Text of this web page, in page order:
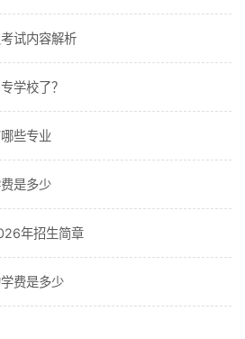
试内容解析
学校了？
些专业
是多少
年招生简章
费是多少